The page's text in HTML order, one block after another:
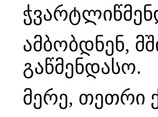
ამბობდნენ,
გაწმენდასო.
მერე, თეთრი